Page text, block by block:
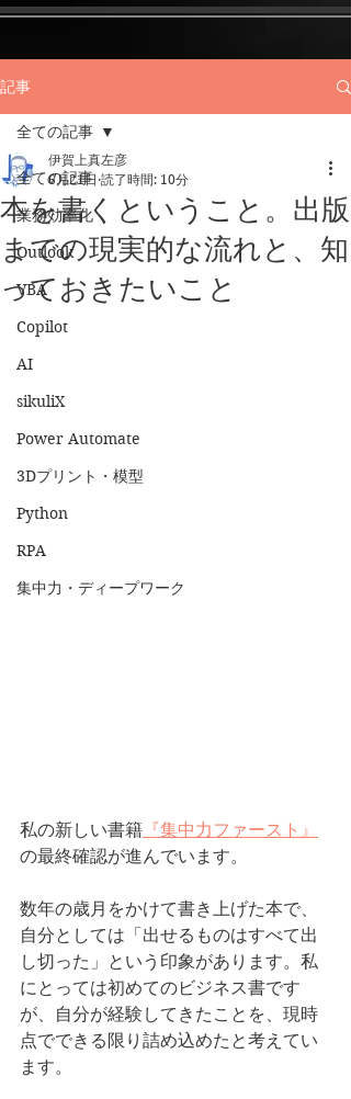
記事
全ての記事
業務効率化
Outlook
VBA
Copilot
AI
sikuliX
Power Automate
3Dプリント・模型
Python
RPA
集中力・ディープワーク
全ての記事
本を書くということ。出版
までの現実的な流れと、知
っておきたいこと
伊賀上真左彦
6月21日 読了時間: 10分
私の新しい書籍 『集中力ファースト』
の最終確認が進んでいます。
数年の歳月をかけて書き上げた本で、
自分としては「出せるものはすべて出
し切った」という印象があります。私
にとっては初めてのビジネス書です
が、自分が経験してきたことを、現時
点でできる限り詰め込めたと考えてい
ます。